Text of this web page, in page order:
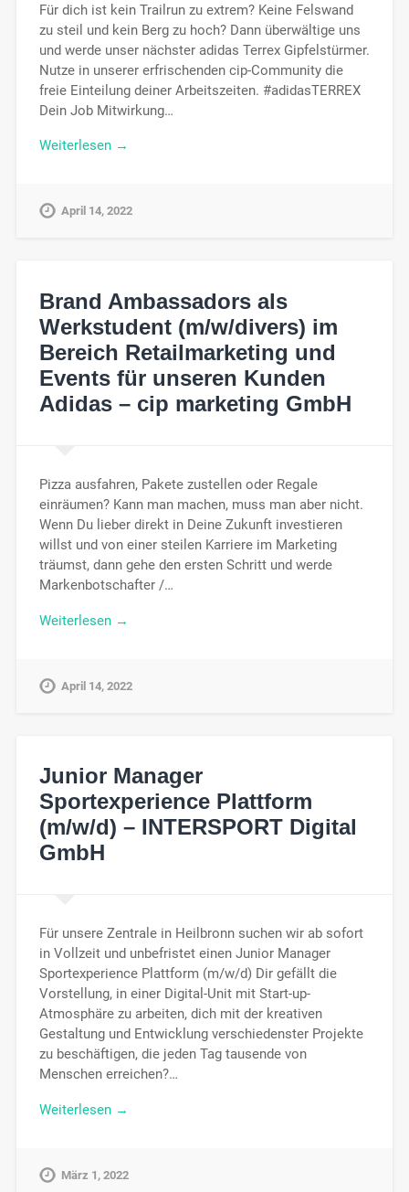
Für dich ist kein Trailrun zu extrem? Keine Felswand
zu steil und kein Berg zu hoch? Dann überwältige uns
und werde unser nächster adidas Terrex Gipfelstürmer.
Nutze in unserer erfrischenden cip-Community die
freie Einteilung deiner Arbeitszeiten. #adidasTERREX
Dein Job Mitwirkung…
Weiterlesen →
April 14, 2022
Brand Ambassadors als
Werkstudent (m/w/divers) im
Bereich Retailmarketing und
Events für unseren Kunden
Adidas – cip marketing GmbH
Pizza ausfahren, Pakete zustellen oder Regale
einräumen? Kann man machen, muss man aber nicht.
Wenn Du lieber direkt in Deine Zukunft investieren
willst und von einer steilen Karriere im Marketing
träumst, dann gehe den ersten Schritt und werde
Markenbotschafter /…
Weiterlesen →
April 14, 2022
Junior Manager
Sportexperience Plattform
(m/w/d) – INTERSPORT Digital
GmbH
Für unsere Zentrale in Heilbronn suchen wir ab sofort
in Vollzeit und unbefristet einen Junior Manager
Sportexperience Plattform (m/w/d) Dir gefällt die
Vorstellung, in einer Digital-Unit mit Start-up-
Atmosphäre zu arbeiten, dich mit der kreativen
Gestaltung und Entwicklung verschiedenster Projekte
zu beschäftigen, die jeden Tag tausende von
Menschen erreichen?…
Weiterlesen →
März 1, 2022